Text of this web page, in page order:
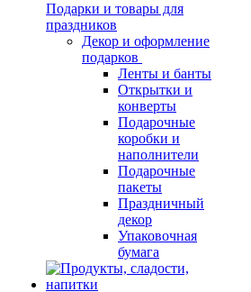
Подарки и товары для
праздников
Декор и оформление
подарков
Ленты и банты
Открытки и
конверты
Подарочные
коробки и
наполнители
Подарочные
пакеты
Праздничный
декор
Упаковочная
бумага